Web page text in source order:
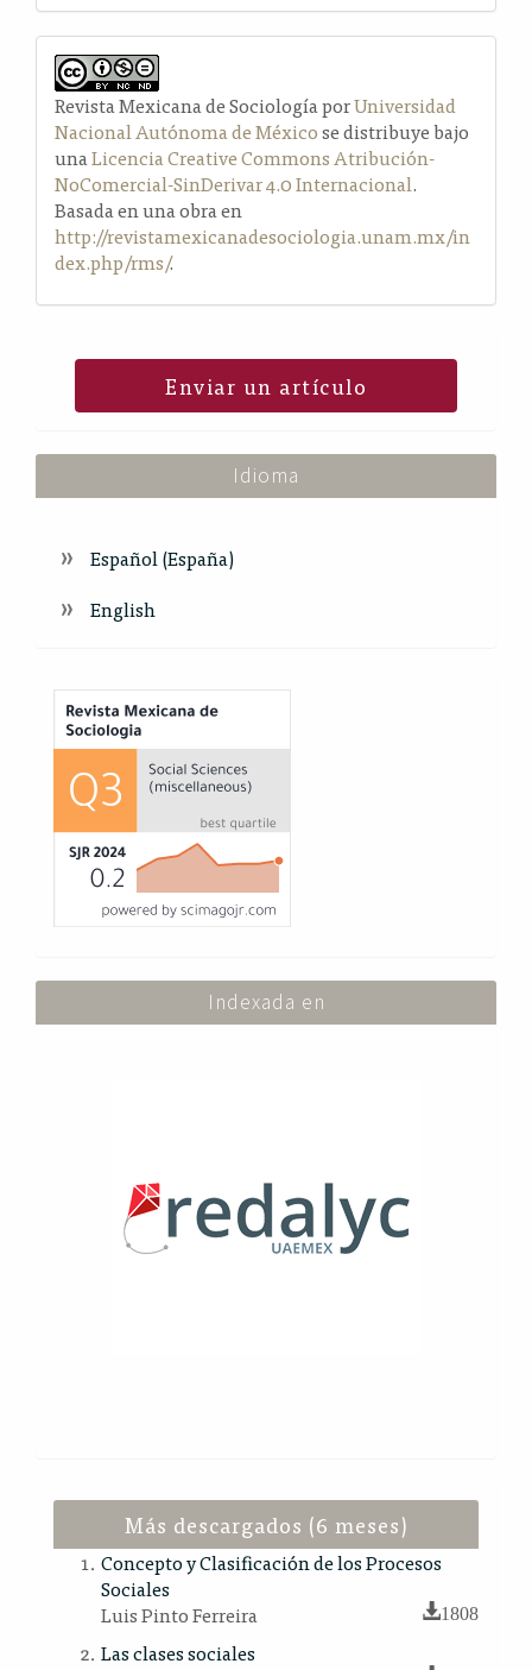
Revista Mexicana de Sociología porUniversidad
Nacional Autónoma de Méxicose distribuye bajo
unaLicencia Creative Commons Atribución-
NoComercial-SinDerivar 4.0 Internacional.
Basada en una obra en
http://revistamexicanadesociologia.unam.mx/in
dex.php/rms/.
Enviar un artículo
Idioma
Español (España)
English
Index
Indexada en
Más descargados (6 meses)
Concepto y Clasificación de los Procesos
Sociales
Luis Pinto Ferreira
1808
Las clases sociales